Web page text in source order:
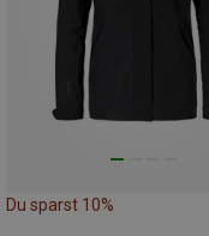
Du sparst 10%